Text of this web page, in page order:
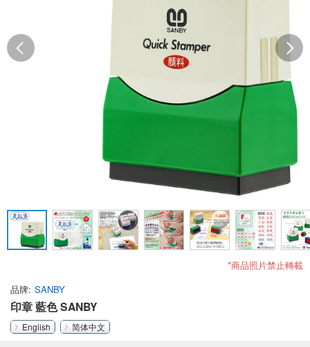
*商品照片禁止轉載
品牌 SANBY
印章 藍色 SANBY
English 简体中文